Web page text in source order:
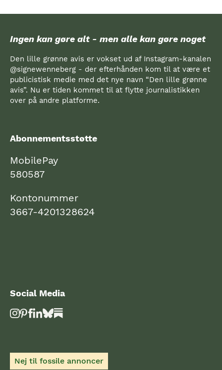
Ingen kan gøre alt - men alle kan gøre noget
Den lille grønne avis er vokset ud af Instagram-kanalen
@signewenneberg - der efterhånden kom til at være et
publicistisk medie med det nye navn “Den lille grønne
avis”. Nu er tiden kommet til at flytte journalistikken
over på andre platforme.
Abonnementsstøtte
MobilePay
580587
Kontonummer
3667-4201328624
Social Media
Nej til fossile annoncer